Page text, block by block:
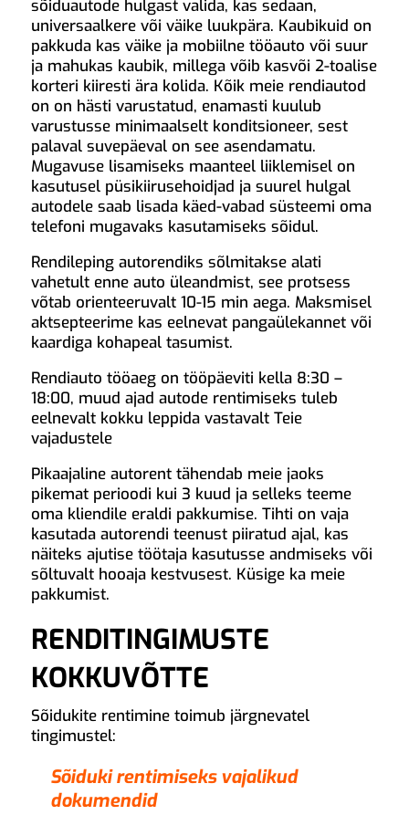
sõiduautode hulgast valida, kas sedaan,
universaalkere või väike luukpära. Kaubikuid on
pakkuda kas väike ja mobiilne tööauto või suur
ja mahukas kaubik, millega võib kasvõi 2-toalise
korteri kiiresti ära kolida. Kõik meie rendiautod
on on hästi varustatud, enamasti kuulub
varustusse minimaalselt konditsioneer, sest
palaval suvepäeval on see asendamatu.
Mugavuse lisamiseks maanteel liiklemisel on
kasutusel püsikiirusehoidjad ja suurel hulgal
autodele saab lisada käed-vabad süsteemi oma
telefoni mugavaks kasutamiseks sõidul.
Rendileping autorendiks sõlmitakse alati
vahetult enne auto üleandmist, see protsess
võtab orienteeruvalt 10-15 min aega. Maksmisel
aktsepteerime kas eelnevat pangaülekannet või
kaardiga kohapeal tasumist.
Rendiauto tööaeg on tööpäeviti kella 8:30 –
18:00, muud ajad autode rentimiseks tuleb
eelnevalt kokku leppida vastavalt Teie
vajadustele
Pikaajaline autorent tähendab meie jaoks
pikemat perioodi kui 3 kuud ja selleks teeme
oma kliendile eraldi pakkumise. Tihti on vaja
kasutada autorendi teenust piiratud ajal, kas
näiteks ajutise töötaja kasutusse andmiseks või
sõltuvalt hooaja kestvusest. Küsige ka meie
pakkumist.
RENDITINGIMUSTE
KOKKUVÕTTE
Sõidukite rentimine toimub järgnevatel
tingimustel:
Sõiduki rentimiseks vajalikud
dokumendid